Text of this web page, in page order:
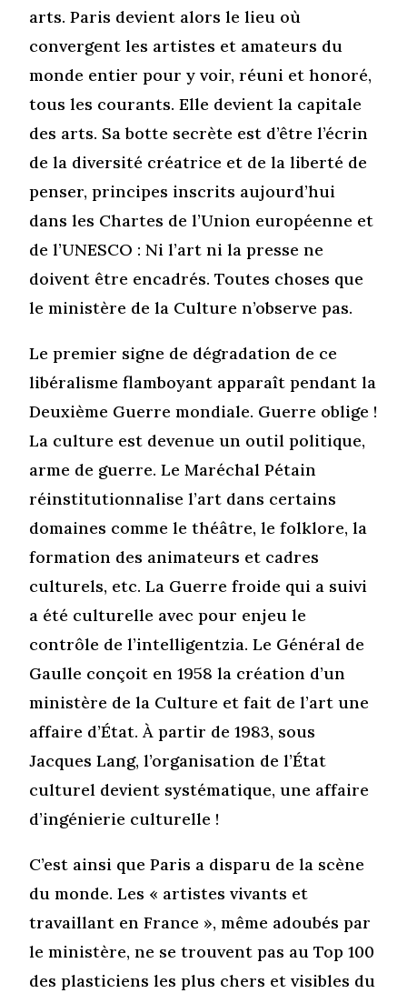
arts. Paris devient alors le lieu où
convergent les artistes et amateurs du
monde entier pour y voir, réuni et honoré,
tous les courants. Elle devient la capitale
des arts. Sa botte secrète est d’être l’écrin
de la diversité créatrice et de la liberté de
penser, principes inscrits aujourd’hui
dans les Chartes de l’Union européenne et
de l’UNESCO : Ni l’art ni la presse ne
doivent être encadrés. Toutes choses que
le ministère de la Culture n’observe pas.
Le premier signe de dégradation de ce
libéralisme flamboyant apparaît pendant la
Deuxième Guerre mondiale. Guerre oblige !
La culture est devenue un outil politique,
arme de guerre. Le Maréchal Pétain
réinstitutionnalise l’art dans certains
domaines comme le théâtre, le folklore, la
formation des animateurs et cadres
culturels, etc. La Guerre froide qui a suivi
a été culturelle avec pour enjeu le
contrôle de l’intelligentzia. Le Général de
Gaulle conçoit en 1958 la création d’un
ministère de la Culture et fait de l’art une
affaire d’État. À partir de 1983, sous
Jacques Lang, l’organisation de l’État
culturel devient systématique, une affaire
d’ingénierie culturelle !
C’est ainsi que Paris a disparu de la scène
du monde. Les « artistes vivants et
travaillant en France », même adoubés par
le ministère, ne se trouvent pas au Top 100
des plasticiens les plus chers et visibles du